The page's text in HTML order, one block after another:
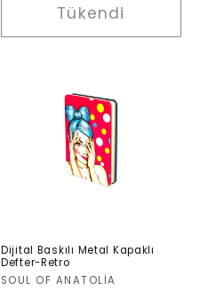
Tükendi
Dijital Baskılı Metal Kapaklı
Defter-Retro
Satıcı:
SOUL OF ANATOLIA